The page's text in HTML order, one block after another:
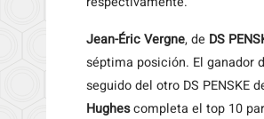
Jean-Éric Vergne, de DS
séptima posición. El ganador
seguido del otro DS PENSKE
Hughescompleta el top 10